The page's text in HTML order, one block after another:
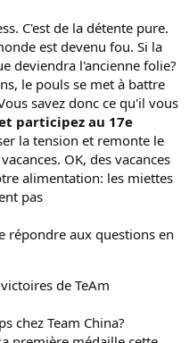
C'est de la détente pure.
est devenu fou. Si la
deviendra l'ancienne folie?
le pouls se met à battre
savez donc ce qu'il vous
participez au 17e
la tension et remonte le
OK, des vacances
alimentation: les miettes
pas
répondre aux questions en
de TeAm
chez Team China?